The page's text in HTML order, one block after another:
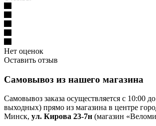
Нет оценок
Оставить отзыв
Самовывоз из нашего магазина
Самовывоз заказа осуществляется с 10:00
выходных) прямо из магазина в центре
Минск, ул. Кирова 23-7н (магазин